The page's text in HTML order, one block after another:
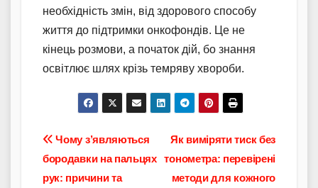
необхідність змін, від здорового способу
життя до підтримки онкофондів. Це не
кінець розмови, а початок дій, бо знання
освітлює шлях крізь темряву хвороби.
Навігація
записів
Як виміряти тиск без
тонометра: перевірені
методи для кожного
Чому з’являються
бородавки на пальцях
рук: причини та